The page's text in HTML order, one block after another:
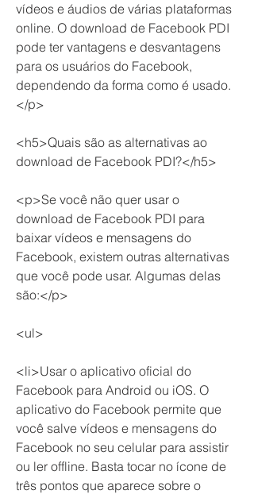
vídeos e áudios de várias plataformas
online. O download de Facebook PDI
pode ter vantagens e desvantagens
para os usuários do Facebook,
dependendo da forma como é usado.
</p>
<h5>Quais são as alternativas ao
download de Facebook PDI?</h5>
<p>Se você não quer usar o
download de Facebook PDI para
baixar vídeos e mensagens do
Facebook, existem outras alternativas
que você pode usar. Algumas delas
são:</p>
<ul>
<li>Usar o aplicativo oficial do
Facebook para Android ou iOS. O
aplicativo do Facebook permite que
você salve vídeos e mensagens do
Facebook no seu celular para assistir
ou ler offline. Basta tocar no ícone de
três pontos que aparece sobre o